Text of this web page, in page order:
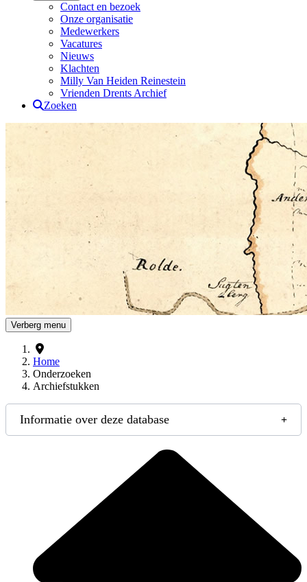
Contact en bezoek
Onze organisatie
Medewerkers
Vacatures
Nieuws
Klachten
Milly Van Heiden Reinestein
Vrienden Drents Archief
Zoeken
Drents Archief
Verberg menu
Home
Onderzoeken
Archiefstukken
Informatie over deze database